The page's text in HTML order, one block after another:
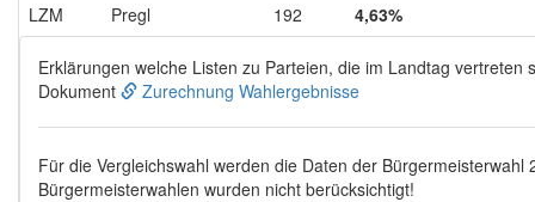
LZM
Pregl 192 4,63%
Erklärungen welche Listen zu Parteien, die im Landtag vertreten
Dokument
Zurechnung Wahlergebnisse
Für die Vergleichswahl werden die Daten der Bürgermeisterwahl
Bürgermeisterwahlen wurden nicht berücksichtigt!